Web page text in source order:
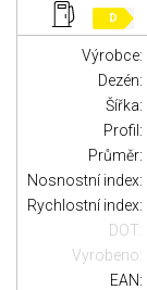
D
Výrobce:
Dezén:
Šířka:
Profil:
Průměr:
Nosnostní index:
Rychlostní index:
DOT:
Vyrobeno:
EAN: